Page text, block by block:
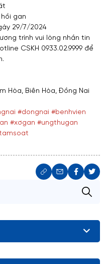
gan
29/7/2024
trình vui lòng nhắn tin
CSKH 0933.02.9999 để
Hòa, Biên Hòa, Đồng Nai
#dongnai #benhvien
#xơgan #ungthugan